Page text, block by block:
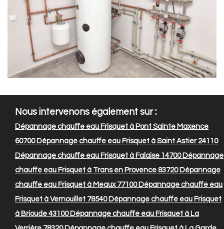
Nous intervenons également sur :
Dépannage chauffe eau Frisquet à Pont Sainte Maxence
60700Dépannage chauffe eau Frisquet à Saint Astier 24110
Dépannage chauffe eau Frisquet à Falaise 14700Dépannage
chauffe eau Frisquet à Trans en Provence 83720Dépannage
chauffe eau Frisquet à Meaux 77100Dépannage chauffe eau
Frisquet à Vernouillet 78540Dépannage chauffe eau Frisquet
à Brioude 43100Dépannage chauffe eau Frisquet à La